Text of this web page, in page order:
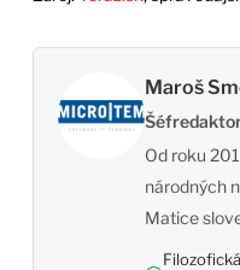
Maroš
Od roku
národných
Matice